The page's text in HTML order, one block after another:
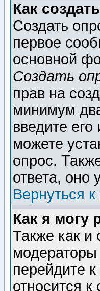
Как
Создать
первое
основной
Создать
прав на
минимум
введите
можете
опрос.
ответа, оно
Вернуться
Как я могу
Также как и
перейдите
относится